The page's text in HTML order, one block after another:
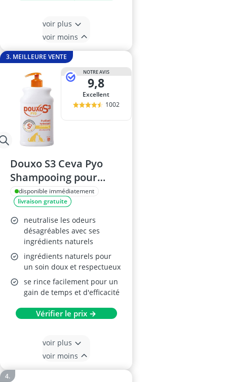
voir plus
voir moins
3. MEILLEURE VENTE
NOTRE AVIS
9,8
Excellent
1002
Douxo S3 Ceva Pyo
Shampooing pour
Chien
disponible immédiatement
livraison gratuite
neutralise les odeurs
désagréables avec ses
ingrédients naturels
ingrédients naturels pour
un soin doux et respectueux
se rince facilement pour un
gain de temps et d'efficacité
Vérifier le prix →
voir plus
voir moins